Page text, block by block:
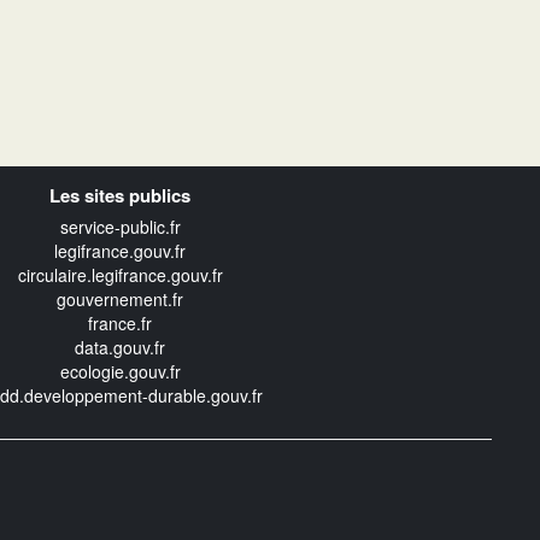
Les sites publics
service-public.fr
legifrance.gouv.fr
circulaire.legifrance.gouv.fr
gouvernement.fr
france.fr
data.gouv.fr
ecologie.gouv.fr
durable.gouv.fr